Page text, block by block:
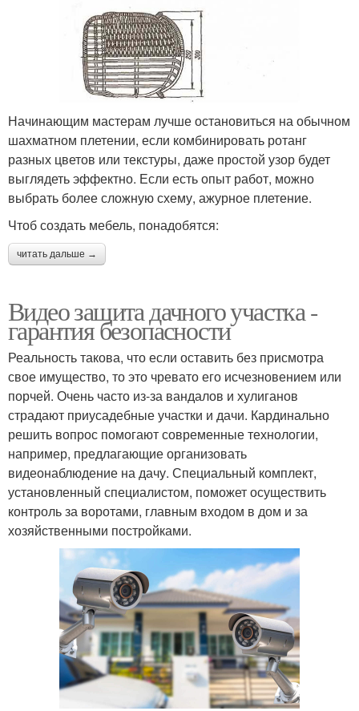
Начинающим мастерам лучше остановиться на обычном
шахматном плетении, если комбинировать ротанг
разных цветов или текстуры, даже простой узор будет
выглядеть эффектно. Если есть опыт работ, можно
выбрать более сложную схему, ажурное плетение.
Чтоб создать мебель, понадобятся:
читать дальше →
Видео защита дачного участка -
гарантия безопасности
Реальность такова, что если оставить без присмотра
свое имущество, то это чревато его исчезновением или
порчей. Очень часто из-за вандалов и хулиганов
страдают приусадебные участки и дачи. Кардинально
решить вопрос помогают современные технологии,
например, предлагающие организовать
видеонаблюдение на дачу. Специальный комплект,
установленный специалистом, поможет осуществить
контроль за воротами, главным входом в дом и за
хозяйственными постройками.